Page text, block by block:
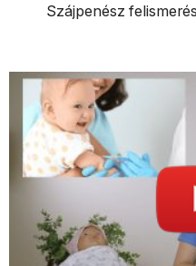
Szájpenész